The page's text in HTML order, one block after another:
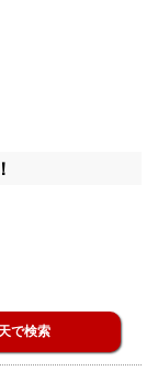
で検索